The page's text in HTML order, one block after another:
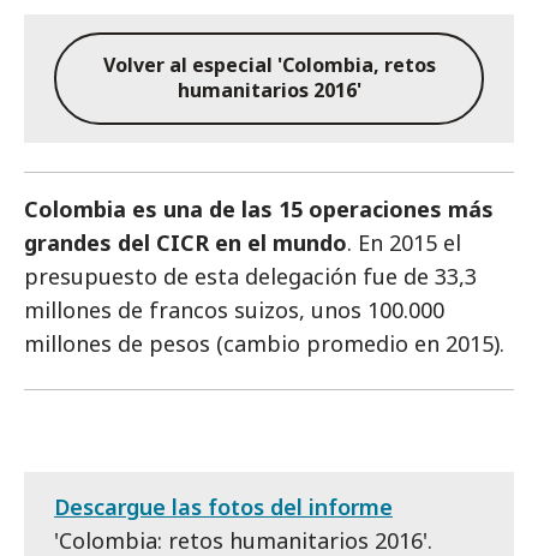
Volver al especial 'Colombia, retos
humanitarios 2016'
Colombia es una de las 15 operaciones más
grandes del CICR en el mundo. En 2015 el
presupuesto de esta delegación fue de 33,3
millones de francos suizos, unos 100.000
millones de pesos (cambio promedio en 2015).
Descargue las fotos del informe
'Colombia: retos humanitarios 2016'.